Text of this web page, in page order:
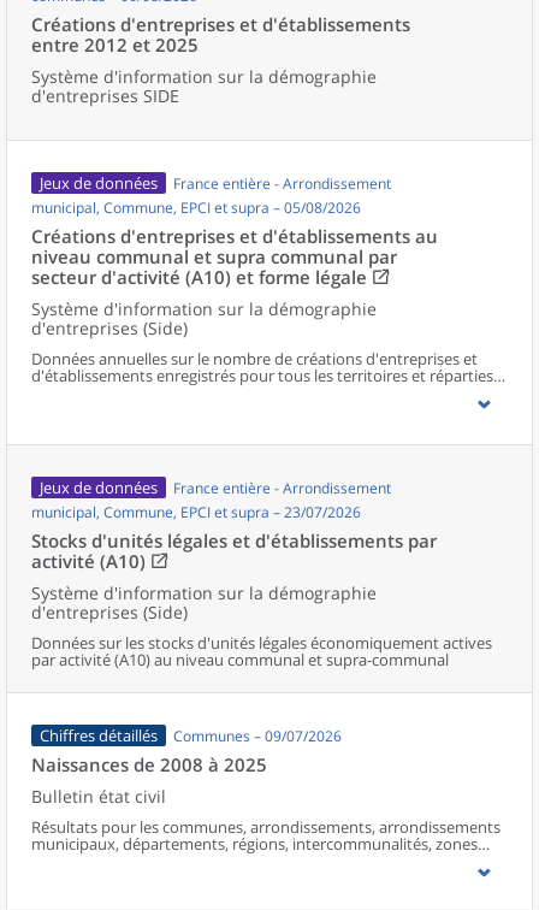
Créations d'entreprises et d'établissements
entre 2012 et 2025
Système d'information sur la démographie
d'entreprises SIDE
Jeux de données
France entière - Arrondissement
municipal, Commune, EPCI et supra – 05/08/2026
Créations d'entreprises et d'établissements au
niveau communal et supra communal par
secteur d'activité (A10) et forme légale
Système d'information sur la démographie
d'entreprises (Side)
Données annuelles sur le nombre de créations d'entreprises et
d'établissements enregistrés pour tous les territoires et réparties
selon le secteur d’activité et la forme légale.
Jeux de données
France entière - Arrondissement
municipal, Commune, EPCI et supra – 23/07/2026
Stocks d'unités légales et d'établissements par
activité (A10)
Système d'information sur la démographie
d'entreprises (Side)
Données sur les stocks d'unités légales économiquement actives
par activité (A10) au niveau communal et supra-communal
Chiffres détaillés Communes – 09/07/2026
Naissances de 2008 à 2025
Bulletin état civil
Résultats pour les communes, arrondissements, arrondissements
municipaux, départements, régions, intercommunalités, zones
d’emploi, bassins de vie, unités urbaines et aires d’attraction des